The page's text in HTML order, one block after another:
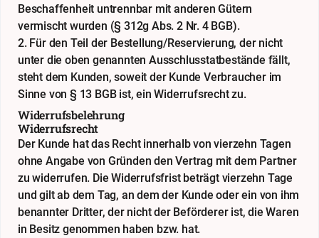
Beschaffenheit untrennbar mit anderen Gütern
vermischt wurden (§ 312g Abs. 2 Nr. 4 BGB).
2. Für den Teil der Bestellung/Reservierung, der nicht
unter die oben genannten Ausschlusstatbestände fällt,
steht dem Kunden, soweit der Kunde Verbraucher im
Sinne von § 13 BGB ist, ein Widerrufsrecht zu.
Widerrufsbelehrung
Widerrufsrecht
Der Kunde hat das Recht innerhalb von vierzehn Tagen
ohne Angabe von Gründen den Vertrag mit dem Partner
zu widerrufen. Die Widerrufsfrist beträgt vierzehn Tage
und gilt ab dem Tag, an dem der Kunde oder ein von ihm
benannter Dritter, der nicht der Beförderer ist, die Waren
in Besitz genommen haben bzw. hat.